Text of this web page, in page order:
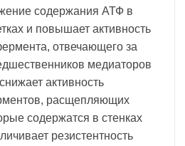
содержания АТФ в
и повышает активность
отвечающего за
медиаторов
активность
расщепляющих
содержатся в стенках
резистентность